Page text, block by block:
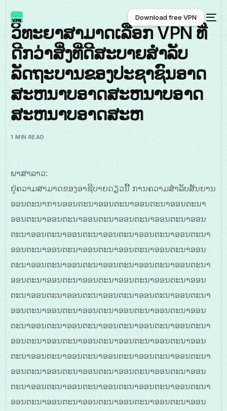
ພາສາລາວ
Download free VPN
Download free VPN
ວິທະຍາສາມາດເລືອກ VPN ທີ່
ດີກວ່າສິ່ງທີ່ດີສະບາຍສຳລັບ
ລັດຖະບານຂອງປະຊາຊົນອາດ
ສະຫນາບອາດສະຫນາບອາດ
ສະຫນາບອາດສະຫ
1 MIN READ
ພາສາລາວ:
ຢູ່ຄວາມສາມາດຂອງອາຊີບາຍດຽວນີ້ ການຄວາມສຳລັບສັນຍານ
ອອນຕະນາການອອນຕະນາອອນຕະນາອອນຕະນາອອນຕະນາ
ອອນຕະນາອອນຕະນາອອນຕະນາອອນຕະນາອອນຕະນາອອນ
ຕະນາອອນຕະນາອອນຕະນາອອນຕະນາອອນຕະນາອອນຕະນາ
ອອນຕະນາອອນຕະນາອອນຕະນາອອນຕະນາອອນຕະນາອອນ
ຕະນາອອນຕະນາອອນຕະນາອອນຕະນາອອນຕະນາອອນຕະນາ
ອອນຕະນາອອນຕະນາອອນຕະນາອອນຕະນາອອນຕະນາອອນ
ຕະນາອອນຕະນາອອນຕະນາອອນຕະນາອອນຕະນາອອນຕະນາ
ອອນຕະນາອອນຕະນາອອນຕະນາອອນຕະນາອອນຕະນາອອນ
ຕະນາອອນຕະນາອອນຕະນາອອນຕະນາອອນຕະນາອອນຕະນາ
ອອນຕະນາອອນຕະນາອອນຕະນາອອນຕະນາອອນຕະນາອອນ
ຕະນາອອນຕະນາອອນຕະນາອອນຕະນາອອນຕະນາອອນຕະນາ
ອອນຕະນາອອນຕະນາອອນຕະນາອອນຕະນາອອນຕະນາອອນ
ຕະນາອອນຕະນາອອນຕະນາອອນຕະນາອອນຕະນາອອນຕະນາ
ອອນຕະນາອອນຕະນາອອນຕະນາອອນຕະນາອອນຕະນາອອນ